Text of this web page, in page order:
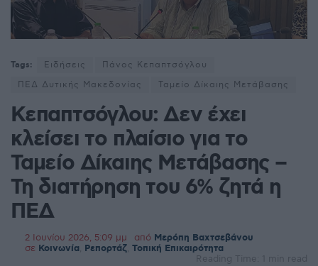
Tags: Ειδήσεις
Πάνος Κεπαπτσόγλου
ΠΕΔ Δυτικής Μακεδονίας
Ταμείο Δίκαιης Μετάβασης
Κεπαπτσόγλου: Δεν έχει
κλείσει το πλαίσιο για το
Ταμείο Δίκαιης Μετάβασης –
Τη διατήρηση του 6% ζητά η
ΠΕΔ
2 Ιουνίου 2026, 5:09 μμ από Μερόπη Βαχτσεβάνου
σε Κοινωνία Ρεπορτάζ Τοπική Επικαιρότητα
Reading Time: 1 min read